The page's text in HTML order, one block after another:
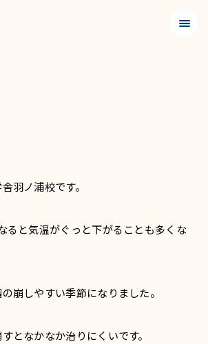
メニ
羽ノ浦校です。
ると気温がぐっと下がることも多くな
崩しやすい季節になりました。
となかなか治りにくいです。